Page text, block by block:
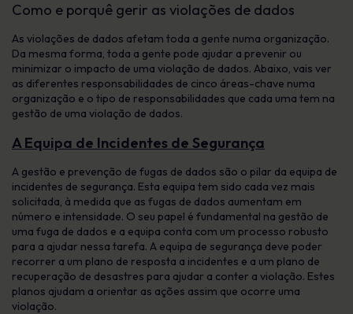
Como e porquê gerir as violações de dados
As violações de dados afetam toda a gente numa organização.
Da mesma forma, toda a gente pode ajudar a prevenir ou
minimizar o impacto de uma violação de dados. Abaixo, vais ver
as diferentes responsabilidades de cinco áreas-chave numa
organização e o tipo de responsabilidades que cada uma tem na
gestão de uma violação de dados.
A Equipa de Incidentes de Segurança
A gestão e prevenção de fugas de dados são o pilar da equipa de
incidentes de segurança. Esta equipa tem sido cada vez mais
solicitada, à medida que as fugas de dados aumentam em
número e intensidade. O seu papel é fundamental na gestão de
uma fuga de dados e a equipa conta com um processo robusto
para a ajudar nessa tarefa. A equipa de segurança deve poder
recorrer a um plano de resposta a incidentes e a um plano de
recuperação de desastres para ajudar a conter a violação. Estes
planos ajudam a orientar as ações assim que ocorre uma
violação.